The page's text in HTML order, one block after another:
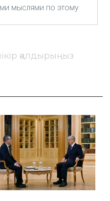
қалдырыңыз